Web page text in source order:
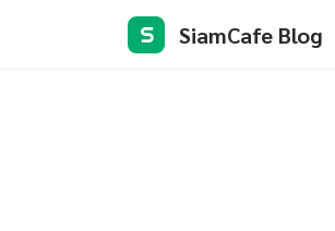
S SiamCafe Blog